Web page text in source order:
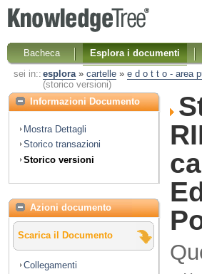
Bacheca
Esplora i documenti
sei in:: esplora» cartelle» e d o t t o - area
(storico versioni)
Informazioni Documento
Mostra Dettagli
Storico transazioni
Storico versioni
Azioni documento
Scarica il Documento
Collegamenti